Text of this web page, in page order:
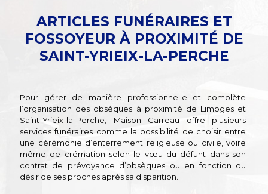
ARTICLES FUNÉRAIRES ET
FOSSOYEUR À PROXIMITÉ DE
SAINT-YRIEIX-LA-PERCHE
Pour gérer de manière professionnelle et complète
l’organisation des obsèques à proximité de Limoges et
Saint-Yrieix-la-Perche, Maison Carreau offre plusieurs
services funéraires comme la possibilité de choisir entre
une cérémonie d’enterrement religieuse ou civile, voire
même de crémation selon le vœu du défunt dans son
contrat de prévoyance d’obsèques ou en fonction du
désir de ses proches après sa disparition.